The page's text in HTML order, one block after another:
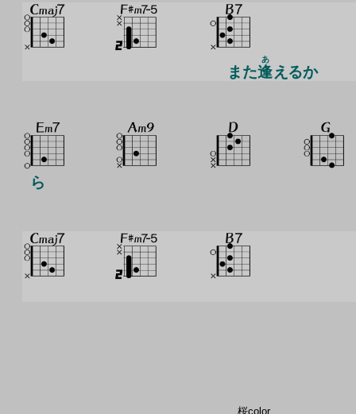
また逢
あ
えるか
ら
桜color